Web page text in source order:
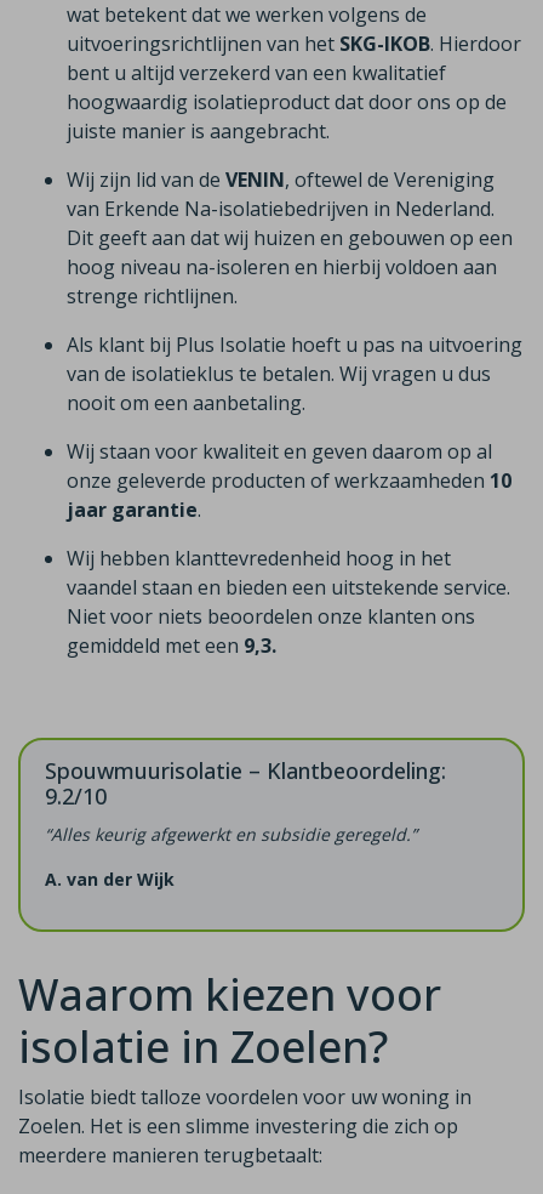
wat betekent dat we werken volgens de
uitvoeringsrichtlijnen van het SKG-IKOB. Hierdoor
bent u altijd verzekerd van een kwalitatief
hoogwaardig isolatieproduct dat door ons op de
juiste manier is aangebracht.
Wij zijn lid van de VENIN, oftewel de Vereniging
van Erkende Na-isolatiebedrijven in Nederland.
Dit geeft aan dat wij huizen en gebouwen op een
hoog niveau na-isoleren en hierbij voldoen aan
strenge richtlijnen.
Als klant bij Plus Isolatie hoeft u pas na uitvoering
van de isolatieklus te betalen. Wij vragen u dus
nooit om een aanbetaling.
Wij staan voor kwaliteit en geven daarom op al
onze geleverde producten of werkzaamheden 10
jaar garantie.
Wij hebben klanttevredenheid hoog in het
vaandel staan en bieden een uitstekende service.
Niet voor niets beoordelen onze klanten ons
gemiddeld met een 9,3.
Spouwmuurisolatie – Klantbeoordeling:
9.2/10
“Alles keurig afgewerkt en subsidie geregeld.”
A. van der Wijk
Waarom kiezen voor
isolatie in Zoelen?
Isolatie biedt talloze voordelen voor uw woning in
Zoelen. Het is een slimme investering die zich op
meerdere manieren terugbetaalt: